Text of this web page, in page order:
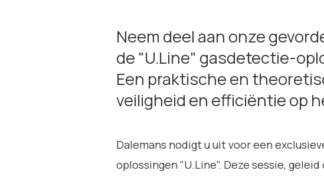
Neem deel aan onze
de "U.Line" gasdetectie-
Een praktische en
veiligheid en efficiëntie op
Dalemans nodigt u uit voor een
oplossingen "U.Line". Deze sessie,